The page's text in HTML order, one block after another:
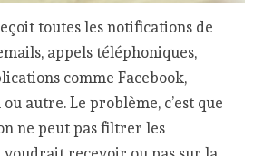
toutes les notifications de
appels téléphoniques,
comme Facebook,
autre. Le problème, c’est que
ne peut pas filtrer les